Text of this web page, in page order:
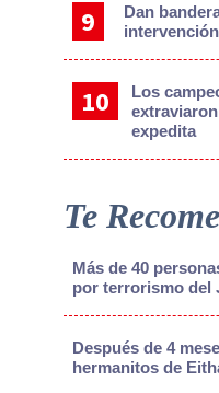
Dan
Los
expedita
Te
Más de 40
por terrorismo del
Después de 4
hermanitos de